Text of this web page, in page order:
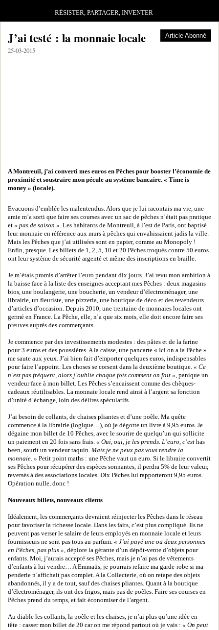
RÉSISTER, PARTAGER, INVENTER
Article Abonné
J’ai testé : la monnaie locale
25-03-2015
A Montreuil, j’ai converti mes euros en Pêches pour booster l’économie de
proximité et soustraire mon pécule au système bancaire. « Time is
money » (locale).
Evacuons d’emblée les malentendus. Alors que je lui racontais ma vie, une
amie m’a sorti que faire ses courses avec un sac de pêches n’était pas pratique
et « pas de saison ». Les habitants de Montreuil, à l’est de Paris, ont baptisé
leur monnaie en référence aux murs à pêches qui envahissaient jadis la ville.
Mais les Pêches que j’ai utilisées sont en papier, comme au Monopoly !
Enfin, presque. Les billets de 1, 2, 5, 10 et 20 Pêches troqués contre 50 euros
ont leur système de sécurité argenté et même des inscriptions en braille.
Je m’étais promis d’arrêter l’euro pendant dix jours. J’ai revu mon ambition à
la baisse face à la liste des enseignes acceptant mes Pêches : deux magasins
bios, une boulangerie, une boucherie, un vendeur d’électroménager, une
librairie, un fleuriste, une pizzeria, une boutique de déco et des revendeurs
d’articles d’occasion. Depuis 2010, une trentaine de monnaies locales ont
germé en France. La Pêche, elle, n’a que six mois, elle doit encore faire ses
preuves auprès des commerçants.
Je commence par des investissements modestes : des pâtes et de la farine
pour 3 euros et des poussières. A la caisse, une pancarte « Ici on a la Pêche »
me saute aux yeux. J’ai bien fait d’emporter quelques euros, indispensables
pour faire l’appoint. Les choses se corsent dans la deuxième boutique. « Ce
n’est pas fréquent, alors j’oublie chaque fois comment on fait », panique un
vendeur face à mon billet. Les Pêches s’encaissent comme des chèques-
cadeaux réutilisables. La monnaie locale rend ainsi à l’argent sa fonction
d’unité d’échange, loin des délires spéculatifs.
J’ai besoin de collants, de chaises pliantes et d’une poêle. Ma quête
commence à la librairie (logique…), où je dégotte un livre à 9,95 euros. Je
dégaine mon billet de 10 Pêches, avec le sourire de quelqu’un qui sollicite
un paiement en 20 fois sans frais. « Oui, oui, je les prends. L’euro, c’est has
been, sourit un vendeur taquin. Mais je ne peux pas vous rendre la
monnaie. » Petit point maths : une Pêche vaut un euro. Si le libraire convertit
ses Pêches pour récupérer des espèces sonnantes, il perdra 5% de leur valeur,
reversés à des associations locales. Dix Pêches lui rapporteront 9,95 euros.
Opération nulle, donc !
Nouveaux billets, nouveaux clients
Idéalement, les commerçants devraient réinjecter les Pêches dans le réseau
pour favoriser la richesse locale. Dans les faits, c’est plus compliqué. Ils ne
peuvent pas verser le salaire de leurs employés en monnaie locale et leurs
fournisseurs ne sont pas tous au parfum. « J’ai payé une ou deux personnes
en Pêches, pas plus », déplore la gérante d’un dépôt-vente d’objets pour
enfants. Moi, j’aurais accepté ses Pêches, mais je n’ai pas de vêtements
d’enfants à lui vendre… A Emmaüs, je pourrais refaire ma garde-robe si ma
penderie n’affichait pas complet. A la Collecterie, où on retape des objets
abandonnés, il y a de tout, sauf des chaises pliantes. Quant à la boutique
d’électroménager, ils ont des frigos, mais pas de poêles. Faire ses courses en
Pêches prend du temps, et fait économiser de l’argent.
Au diable les collants, la poêle et les chaises, je n’ai plus qu’une idée en
tête : casser mon billet de 20 car on me répond partout où je vais : « On peut